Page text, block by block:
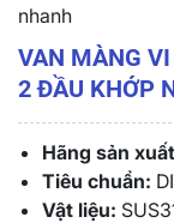
nhanh
VAN MÀNG
2 ĐẦU KHỚP
Hãng sản
Tiêu chuẩn:
Vật liệu: